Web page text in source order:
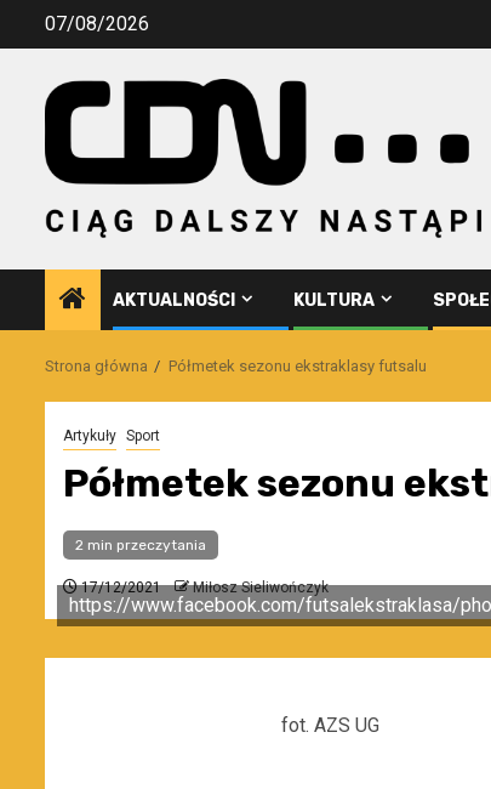
Przejdź07/08/2026
AKTUALNOŚCI KULTURA
Strona główna Półmetek sezonu ekstraklasy futsalu
Artykuły Sport
Półmetek sezonu
2 min przeczytania
17/12/2021 Miłosz Sieliwończyk
https://www.facebook.com/futsalekstraklasa/
fot. AZS UG